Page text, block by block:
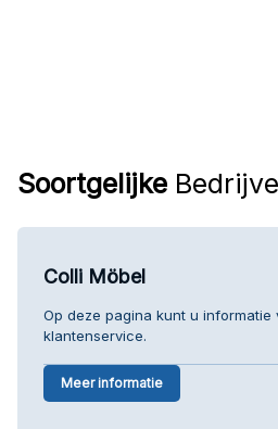
Soortgelijke
Colli Möbel
Op deze pagina kunt u informatie
klantenservice.
Meer informatie